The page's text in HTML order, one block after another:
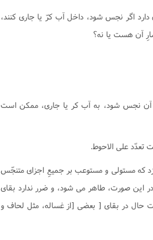
اگر نجس شود، داخل آب کرّ يا جارى کنند،
آن هست يا نه؟
آن نجس شود، به آب کر يا جارى، ممکن است
تعدّد على الاحوط.
که مستولى و مستوعب بر جميعِ اجزاى متنجّس
اين صورت، طاهر مى شود، و ضرر ندارد بقاى
حال در بقاى [ بعضى [از غساله، مثل لحاف و